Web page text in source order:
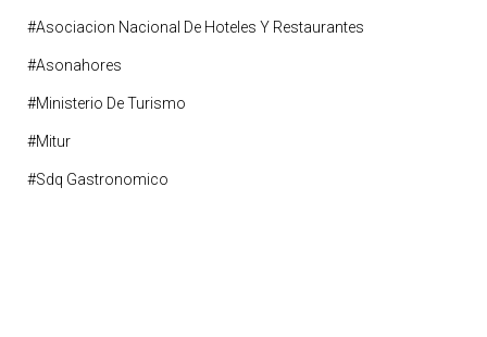
#asociacion Nacional De Hoteles Y Restaurantes
#asonahores
#ministerio De Turismo
#mitur
#sdq Gastronomico